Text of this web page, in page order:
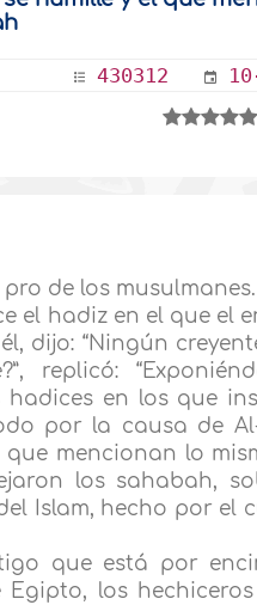
430312
de los musulmanes.
el hadiz en el que el
dijo: “Ningún
replicó:
hadices en los que
por la causa de
mencionan lo
los sahabah,
Islam, hecho por el
que está por
los